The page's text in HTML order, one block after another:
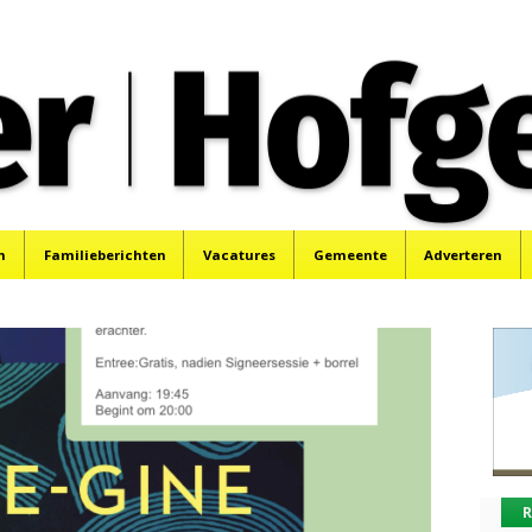
Familieberichten Vacatures Gemeente Adverteren